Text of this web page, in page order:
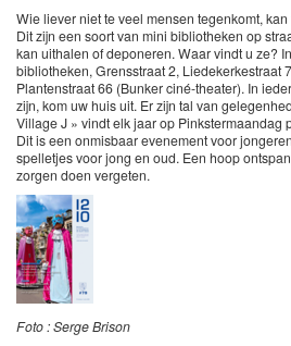
Wie liever niet te veel mensen tegenkomt,
Dit zijn een soort van mini bibliotheken op
kan uithalen of deponeren. Waar vindt u ze?
bibliotheken, Grensstraat 2, Liedekerkestraat
Plantenstraat 66 (Bunker ciné-theater). In
zijn, kom uw huis uit. Er zijn tal van
Village J » vindt elk jaar op Pinkstermaandag
Dit is een onmisbaar evenement voor
spelletjes voor jong en oud. Een hoop
zorgen doen vergeten.
Foto : Serge Brison